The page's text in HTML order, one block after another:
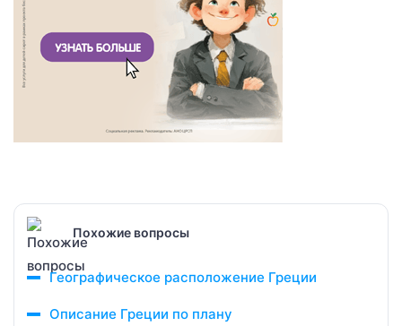
Похожие вопросы
Географическое расположение Греции
Описание Греции по плану